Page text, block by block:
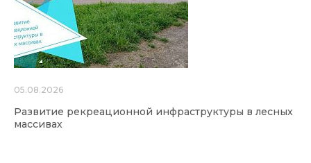
05.08.2026
Развитие рекреационной инфраструктуры в лесных
массивах